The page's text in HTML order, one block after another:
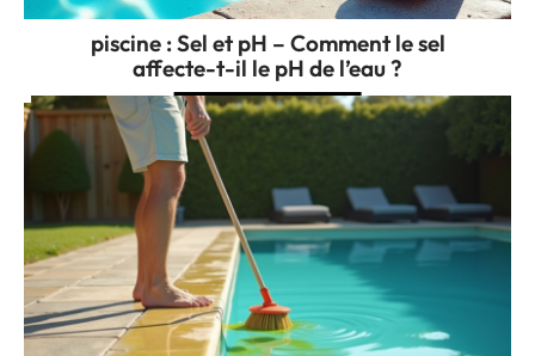
piscine : Sel et pH – Comment le sel
affecte-t-il le pH de l’eau ?